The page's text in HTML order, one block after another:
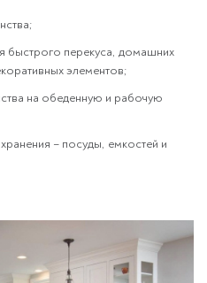
быстрого перекуса, домашних
элементов;
на обеденную и рабочую
– посуды, емкостей и